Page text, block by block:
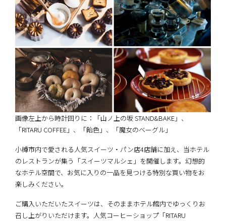
画像左上から時計回りに：「山ノ上の坂 STAND&BAKE」、
「RITARU COFFEE」、「飴色」、「魔女のベーグル」
小樽市内で愛される人気スイーツ・パン店4店舗に加え、当ホテル
のレストランが集う「スイーツマルシェ」を開催します。幻想的
なホテル空間で、お気に入りの一品を見つける特別な買い物をお
楽しみください。
ご購入いただいたスイーツは、そのままホテル館内でゆっくりお
召し上がりいただけます。人気コーヒーショップ「RITARU